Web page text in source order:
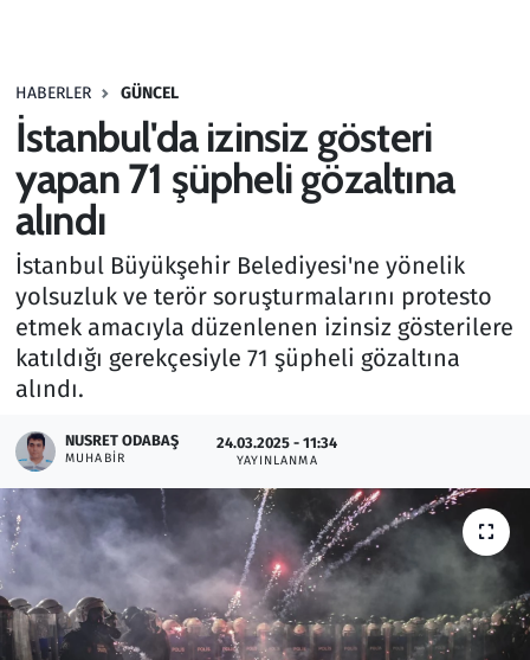
HABERLER GÜNCEL
İstanbul'da izinsiz gösteri
yapan 71 şüpheli gözaltına
alındı
İstanbul Büyükşehir Belediyesi'ne yönelik
yolsuzluk ve terör soruşturmalarını protesto
etmek amacıyla düzenlenen izinsiz gösterilere
katıldığı gerekçesiyle 71 şüpheli gözaltına
alındı.
NUSRET ODABAŞ
MUHABIR
24.03.2025 - 11:34
YAYINLANMA
Haber
Kültür Sanat
Kurumsal Haberler
Lezzet Durağı
Memur ve Kamu
Otomobil
Oyun
Ramazan
Resmi İlanlar
Rüya Tabirleri